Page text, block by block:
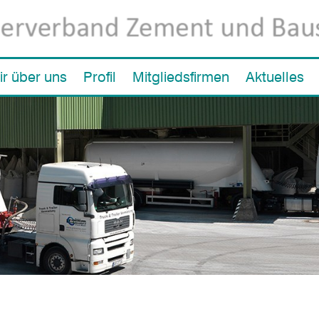
über uns Profil Mitgliedsfirmen Aktuelles